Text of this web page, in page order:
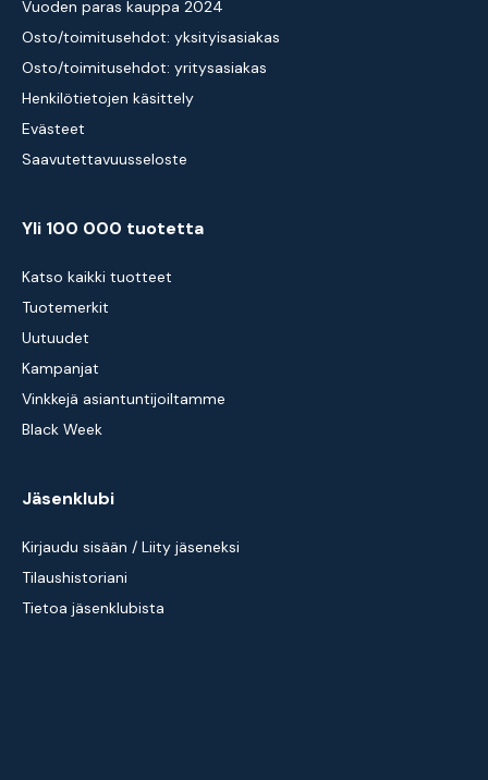
Vuoden paras kauppa 2024
Osto/toimitusehdot: yksityisasiakas
Osto/toimitusehdot: yritysasiakas
Henkilötietojen käsittely
Evästeet
Saavutettavuusseloste
Yli 100 000 tuotetta
Katso kaikki tuotteet
Tuotemerkit
Uutuudet
Kampanjat
Vinkkejä asiantuntijoiltamme
Black Week
Jäsenklubi
Kirjaudu sisään / Liity jäseneksi
Tilaushistoriani
Tietoa jäsenklubista